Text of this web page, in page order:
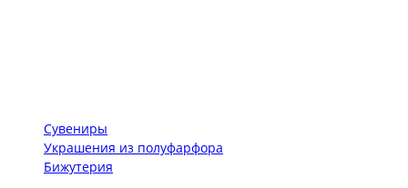
Сувениры
Украшения из полуфарфора
Бижутерия